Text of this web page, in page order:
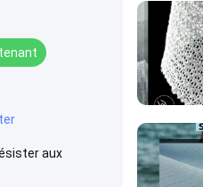
aux